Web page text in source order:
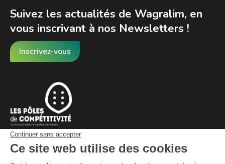
Suivez les actualités de Wagralim, en
vous inscrivant à nos Newsletters !
Inscrivez-vous